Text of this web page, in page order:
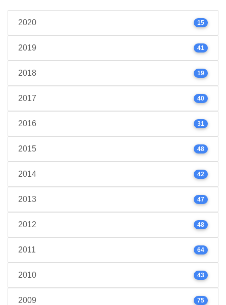
2020 15
2019 41
2018 19
2017 40
2016 31
2015 48
2014 42
2013 47
2012 48
2011 64
2010 43
2009 75